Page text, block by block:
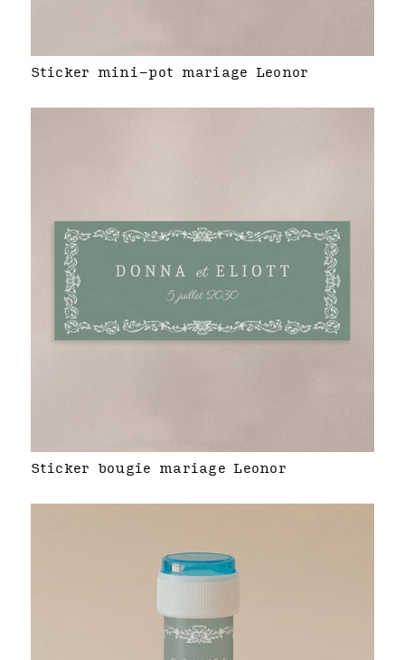
Sticker mini-pot mariage Leonor
Sticker bougie mariage Leonor